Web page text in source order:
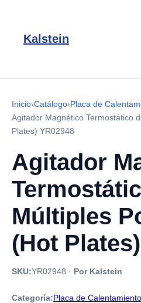
Kalstein
Inicio›Catálogo›Placa de
Agitador Magnético Termostático
Plates) YR02948
Agitador
Múltiples
(Hot
SKU:YR02948 · Por Kalstein
Categoría:Placa de Calentamiento